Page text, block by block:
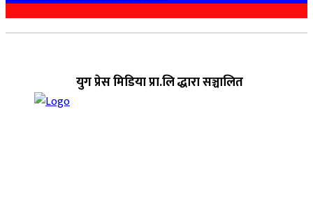
युग प्रेस मिडिया प्रा.लि द्धारा सञ्चालित